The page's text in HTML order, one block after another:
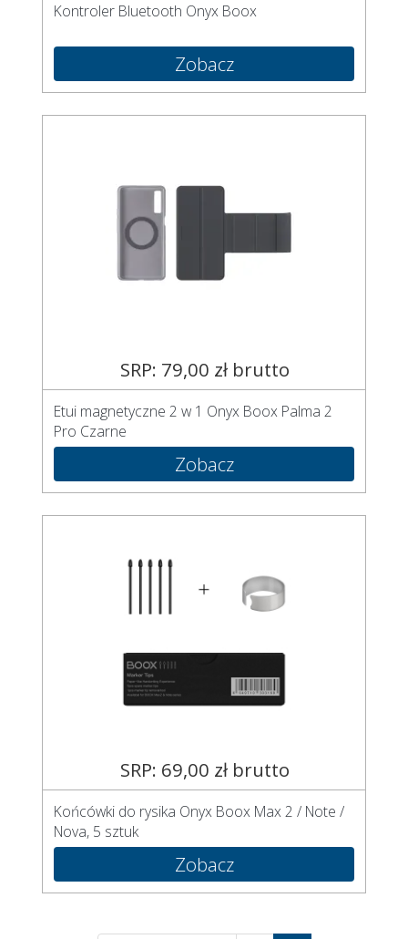
Kontroler Bluetooth Onyx Boox
Zobacz
SRP: 79,00 zł brutto
Etui magnetyczne 2 w 1 Onyx Boox Palma 2
Pro Czarne
Zobacz
SRP: 69,00 zł brutto
Końcówki do rysika Onyx Boox Max 2 / Note /
Nova, 5 sztuk
Zobacz